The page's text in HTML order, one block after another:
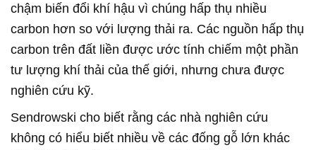
chậm biến đổi khí hậu vì chúng hấp thụ nhiều
carbon hơn so với lượng thải ra. Các nguồn hấp thụ
carbon trên đất liền được ước tính chiếm một phần
tư lượng khí thải của thế giới, nhưng chưa được
nghiên cứu kỹ.
Sendrowski cho biết rằng các nhà nghiên cứu
không có hiểu biết nhiều về các đống gỗ lớn khác